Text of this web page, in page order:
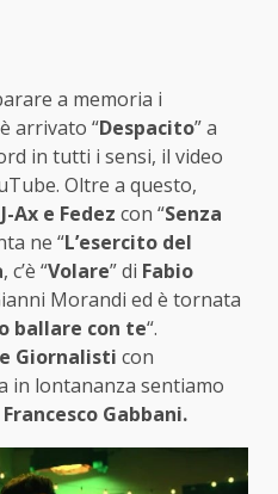
a memoria i
arrivato “Despacito” a
in tutti i sensi, il video
Oltre a questo,
J-Ax e Fedez con “Senza
ne “L’esercito del
, c’è “Volare” di Fabio
Morandi ed è tornata
ballare con te“.
Giornalisti con
in lontananza sentiamo
Francesco Gabbani.